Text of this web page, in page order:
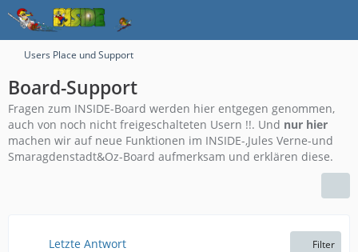
Users Place und Support
Board-Support
Fragen zum INSIDE-Board werden hier entgegen genommen,
auch von noch nicht freigeschalteten Usern !!. Und nur hier
machen wir auf neue Funktionen im INSIDE-,Jules Verne-und
Smaragdenstadt&Oz-Board aufmerksam und erklären diese.
Letzte Antwort Filter